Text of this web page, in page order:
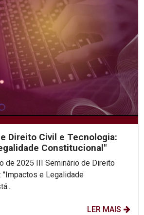
Direito Civil e Tecnologia:
Constitucional"
de Direito
"Impactos e Legalidade
Está...
LER MAIS